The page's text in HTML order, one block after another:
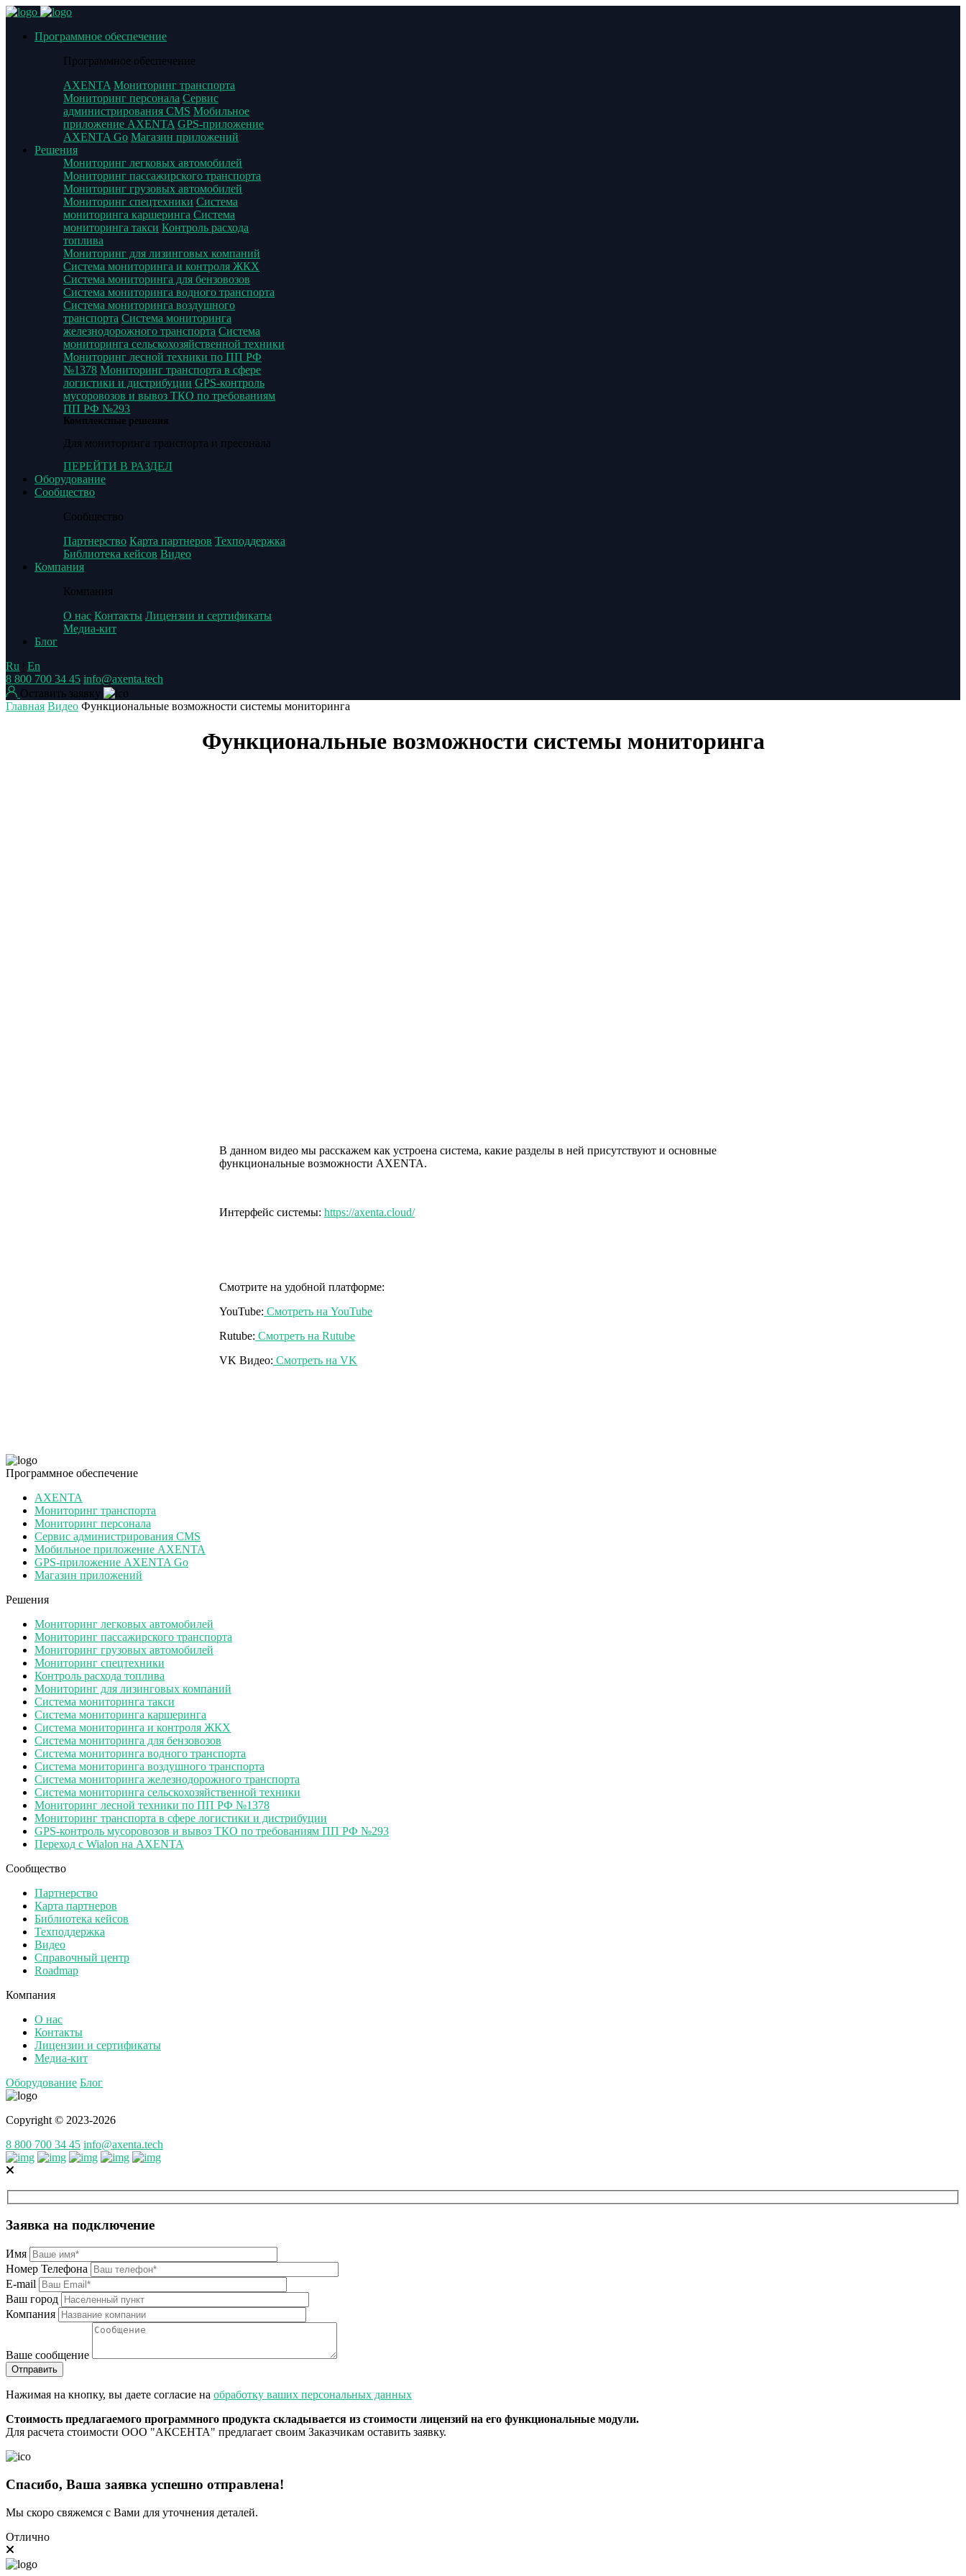
Программное обеспечение
Программное обеспечение
AXENTA Мониторинг транспорта
Мониторинг персонала Сервис
администрирования CMS Мобильное
приложение AXENTA GPS-приложение
AXENTA Go Магазин приложений
Решения
Мониторинг легковых автомобилей
Мониторинг пассажирского транспорта
Мониторинг грузовых автомобилей
Мониторинг спецтехники Система
мониторинга каршеринга Система
мониторинга такси Контроль расхода
топлива
Мониторинг для лизинговых компаний
Система мониторинга и контроля ЖКХ
Система мониторинга для бензовозов
Система мониторинга водного транспорта
Система мониторинга воздушного
транспорта Система мониторинга
железнодорожного транспорта Система
мониторинга сельскохозяйственной техники
Мониторинг лесной техники по ПП РФ
№1378 Мониторинг транспорта в сфере
логистики и дистрибуции GPS-контроль
мусоровозов и вывоз ТКО по требованиям
ПП РФ №293
Комплексные решения
Для мониторинга транспорта и пресонала
ПЕРЕЙТИ В РАЗДЕЛ
Оборудование
Сообщество
Сообщество
Партнерство Карта партнеров Техподдержка
Библиотека кейсов Видео
Компания
Компания
О нас Контакты Лицензии и сертификаты
Медиа-кит
Блог
Ru | En
8 800 700 34 45 info@axenta.tech
Оставить заявку
Главная Видео Функциональные возможности системы мониторинга
Функциональные возможности системы мониторинга
В данном видео мы расскажем как устроена система, какие разделы в ней присутствуют и основные
функциональные возможности AXENTA.
Интерфейс системы: https://axenta.cloud/
Смотрите на удобной платформе:
YouTube: Смотреть на YouTube
Rutube: Смотреть на Rutube
VK Видео: Смотреть на VK
Программное обеспечение
AXENTA
Мониторинг транспорта
Мониторинг персонала
Сервис администрирования CMS
Мобильное приложение AXENTA
GPS-приложение AXENTA Go
Магазин приложений
Решения
Мониторинг легковых автомобилей
Мониторинг пассажирского транспорта
Мониторинг грузовых автомобилей
Мониторинг спецтехники
Контроль расхода топлива
Мониторинг для лизинговых компаний
Система мониторинга такси
Система мониторинга каршеринга
Система мониторинга и контроля ЖКХ
Система мониторинга для бензовозов
Система мониторинга водного транспорта
Система мониторинга воздушного транспорта
Система мониторинга железнодорожного транспорта
Система мониторинга сельскохозяйственной техники
Мониторинг лесной техники по ПП РФ №1378
Мониторинг транспорта в сфере логистики и дистрибуции
GPS-контроль мусоровозов и вывоз ТКО по требованиям ПП РФ №293
Переход с Wialon на AXENTA
Сообщество
Партнерство
Карта партнеров
Библиотека кейсов
Техподдержка
Видео
Справочный центр
Roadmap
Компания
О нас
Контакты
Лицензии и сертификаты
Медиа-кит
Оборудование Блог
Copyright © 2023-2026
8 800 700 34 45 info@axenta.tech
Заявка на подключение
Имя
Номер Телефона
E-mail
Ваш город
Компания
Ваше сообщение
Нажимая на кнопку, вы даете согласие на обработку ваших персональных данных
Стоимость предлагаемого программного продукта складывается из стоимости лицензий на его функциональные модули.
Для расчета стоимости ООО "АКСЕНТА" предлагает своим Заказчикам оставить заявку.
Спасибо, Ваша заявка успешно отправлена!
Мы скоро свяжемся с Вами для уточнения деталей.
Отлично